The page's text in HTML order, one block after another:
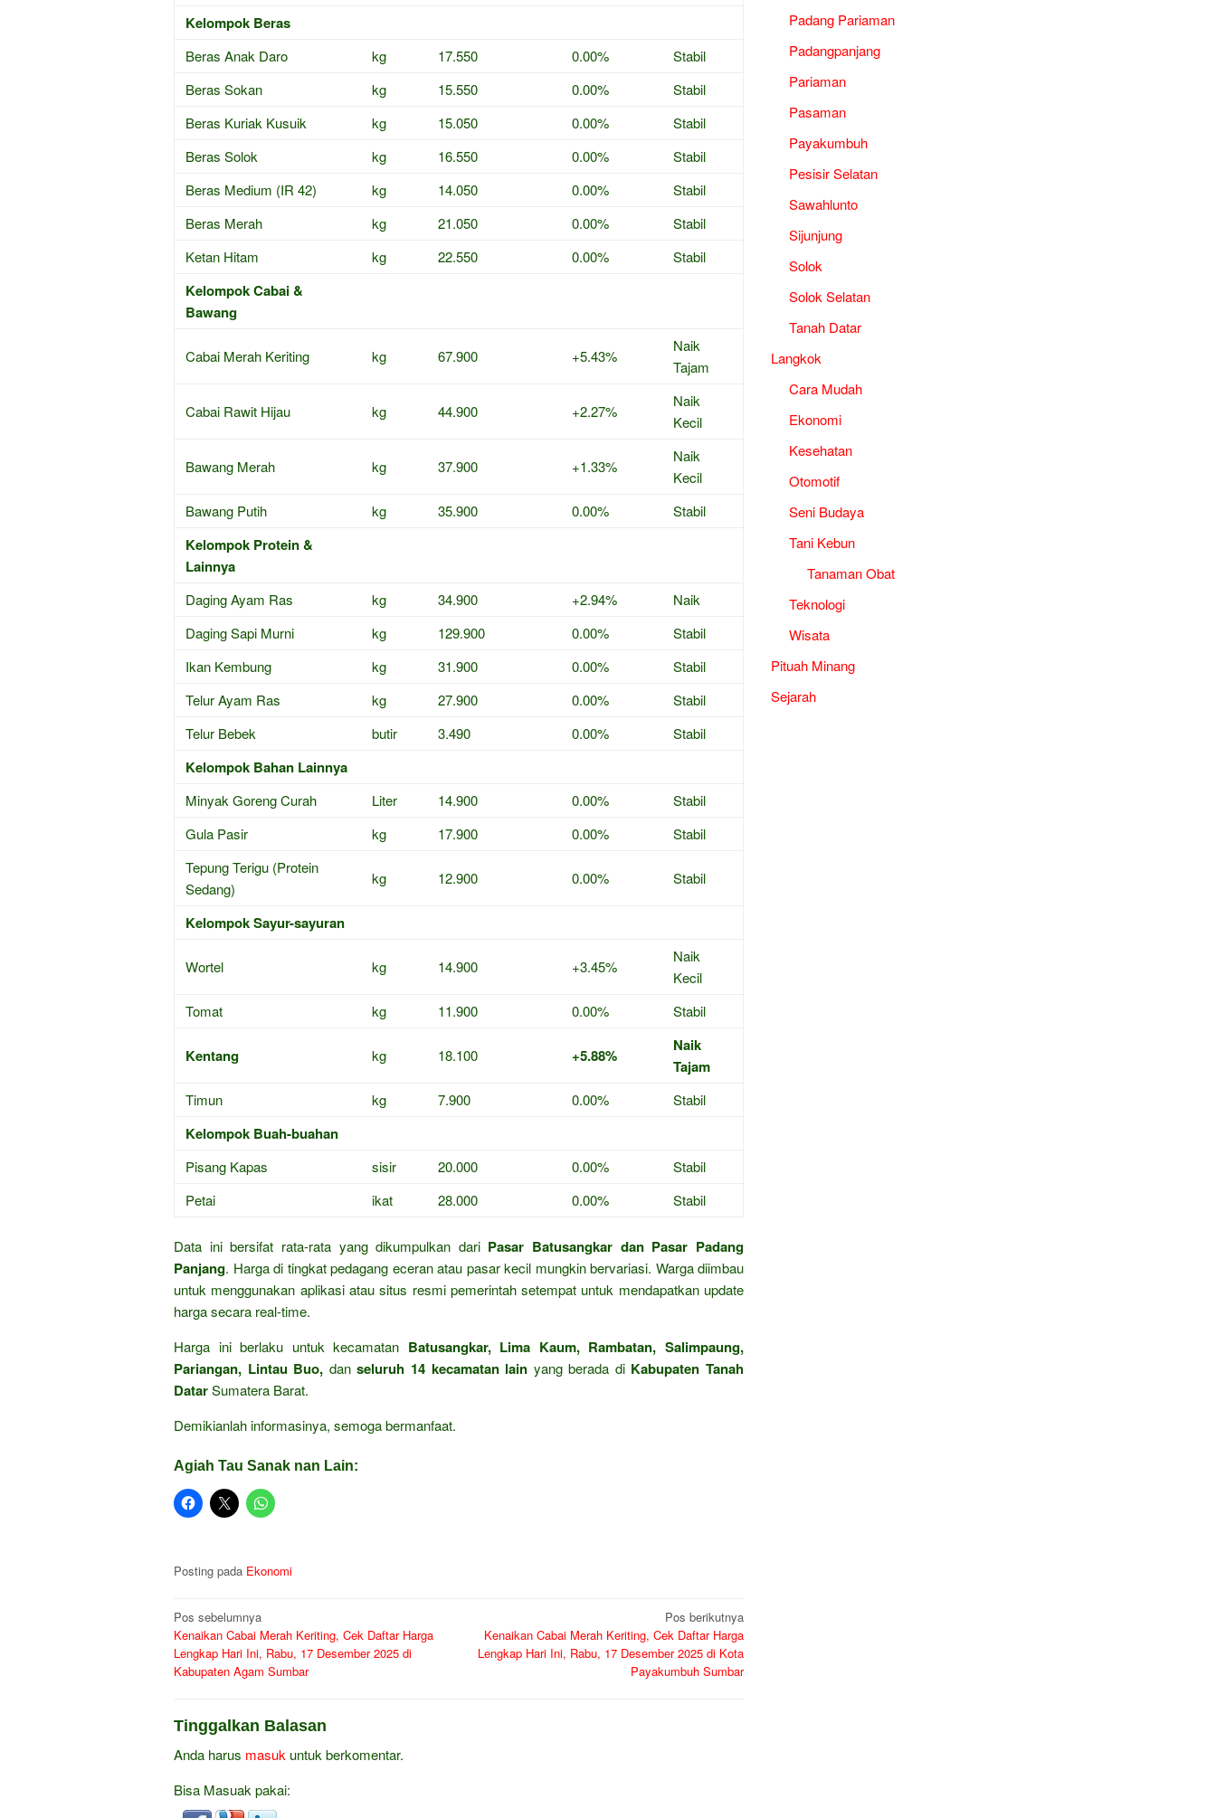
Kelompok Beras
Beras Anak Daro kg 17.550 0.00%
Stabil
Beras Sokan
kg 15.550 0.00%
Stabil
Beras Kuriak Kusuik
kg 15.050 0.00%
Stabil
Beras Solok
kg 16.550 0.00%
Stabil
Beras Medium (IR 42)
kg 14.050 0.00%
Stabil
Beras Merah
kg 21.050 0.00%
Stabil
Ketan Hitam
kg 22.550 0.00% Stabil
Kelompok Cabai &
Bawang
Cabai Merah Keriting kg 67.900 +5.43%
Naik
Tajam
Cabai Rawit Hijau kg 44.900 +2.27%
Naik
Kecil
Bawang Merah kg 37.900 +1.33%
Naik
Kecil
Bawang Putih
kg 35.900 0.00% Stabil
Kelompok Protein &
Lainnya
Daging Ayam Ras kg 34.900 +2.94%
Naik
Daging Sapi Murni
kg 129.900 0.00%
Stabil
Ikan Kembung
kg 31.900 0.00%
Stabil
Telur Ayam Ras
kg 27.900 0.00%
Stabil
Telur Bebek
butir 3.490 0.00% Stabil
Kelompok Bahan Lainnya
Minyak Goreng Curah Liter 14.900 0.00%
Stabil
Gula Pasir
kg 17.900 0.00%
Stabil
Tepung Terigu (Protein
Sedang)
kg 12.900 0.00% Stabil
Kelompok Sayur-sayuran
Wortel kg 14.900 +3.45%
Naik
Kecil
Tomat
kg 11.900 0.00% Stabil
Kentang kg 18.100 +5.88%
Naik
Tajam
Timun kg 7.900 0.00% Stabil
Kelompok Buah-buahan
Pisang Kapas sisir 20.000 0.00%
Stabil
Petai
ikat 28.000 0.00% Stabil
Data ini bersifat rata-rata yang dikumpulkan dari Pasar Batusangkar dan Pasar Padang
Panjang. Harga di tingkat pedagang eceran atau pasar kecil mungkin bervariasi. Warga diimbau
untuk menggunakan aplikasi atau situs resmi pemerintah setempat untuk mendapatkan update
harga secara real-time.
Harga ini berlaku untuk kecamatan Batusangkar, Lima Kaum, Rambatan, Salimpaung,
Pariangan, Lintau Buo, danseluruh 14 kecamatan lain yang berada di Kabupaten Tanah
DatarSumatera Barat.
Demikianlah informasinya, semoga bermanfaat.
Agiah Tau Sanak nan Lain:
Posting pada Ekonomi
Navigasi
pos
Pos sebelumnya
Kenaikan Cabai Merah Keriting, Cek Daftar Harga
Lengkap Hari Ini, Rabu, 17 Desember 2025 di
Kabupaten Agam Sumbar
Pos berikutnya
Kenaikan Cabai Merah Keriting, Cek Daftar Harga
Lengkap Hari Ini, Rabu, 17 Desember 2025 di Kota
Payakumbuh Sumbar
Tinggalkan Balasan
Anda harus masuk untuk berkomentar.
Bisa Masuak pakai:
Padang Pariaman
Padangpanjang
Pariaman
Pasaman
Payakumbuh
Pesisir Selatan
Sawahlunto
Sijunjung
Solok
Solok Selatan
Tanah Datar
Langkok
Cara Mudah
Ekonomi
Kesehatan
Otomotif
Seni Budaya
Tani Kebun
Tanaman Obat
Teknologi
Wisata
Pituah Minang
Sejarah